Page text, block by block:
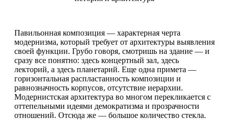
Павильонная композиция — характерная черта
модернизма, который требует от архитектуры выявления
своей функции. Грубо говоря, смотришь на здание — и
сразу все понятно: здесь концертный зал, здесь
лекторий, а здесь планетарий. Еще одна примета —
горизонтальная распластанность композиции и
равнозначность корпусов, отсутствие иерархии.
Модернистская архитектура во многом перекликается с
оттепельными идеями демократизма и прозрачности
отношений. Отсюда же — большое количество стекла.